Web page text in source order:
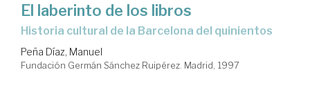
El laberinto de los libros
historia cultural de la Barcelona del quinientos
Peña Díaz, Manuel
Fundación Germán Sánchez Ruipérez. Madrid, 1997